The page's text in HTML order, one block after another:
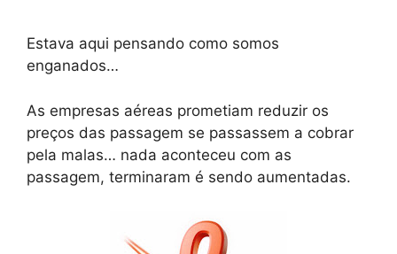
Estava aqui pensando como somos
enganados…
As empresas aéreas prometiam reduzir os
preços das passagem se passassem a cobrar
pela malas… nada aconteceu com as
passagem, terminaram é sendo aumentadas.